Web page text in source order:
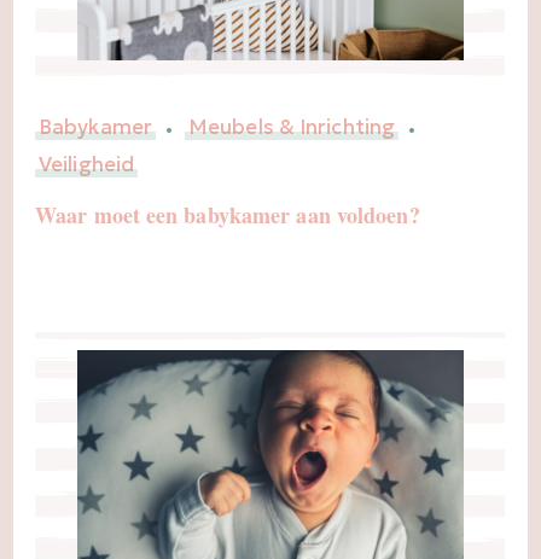
Babykamer
Meubels & Inrichting
Veiligheid
Waar moet een babykamer aan voldoen?